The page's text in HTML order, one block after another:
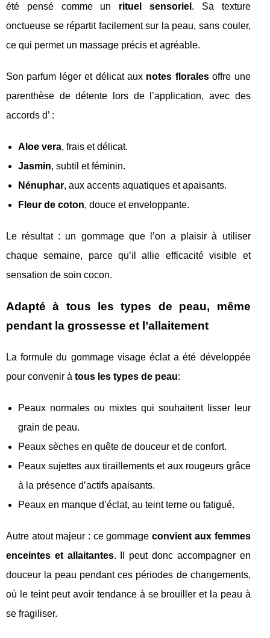
été pensé comme un rituel sensoriel . Sa texture
onctueuse se répartit facilement sur la peau, sans couler,
ce qui permet un massage précis et agréable.
Son parfum léger et délicat aux notes floralesoffre une
parenthèse de détente lors de l’application, avec des
accords d’ :
Aloe vera, frais et délicat.
Jasmin, subtil et féminin.
Nénuphar, aux accents aquatiques et apaisants.
Fleur de coton, douce et enveloppante.
Le résultat : un gommage que l’on a plaisir à utiliser
chaque semaine, parce qu’il allie efficacité visible et
sensation de soin cocon.
Adapté à tous les types de peau, même
pendant la grossesse et l’allaitement
La formule du gommage visage éclat a été développée
pour convenir à tous les types de peau:
Peaux normales ou mixtes qui souhaitent lisser leur
grain de peau.
Peaux sèches en quête de douceur et de confort.
Peaux sujettes aux tiraillements et aux rougeurs grâce
à la présence d’actifs apaisants.
Peaux en manque d’éclat, au teint terne ou fatigué.
Autre atout majeur : ce gommageconvient aux femmes
enceintes et allaitantes. Il peut donc accompagner en
douceur la peau pendant ces périodes de changements,
où le teint peut avoir tendance à se brouiller et la peau à
se fragiliser.